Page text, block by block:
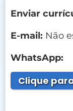
Enviar
E-mail: Não
WhatsApp:
Clique